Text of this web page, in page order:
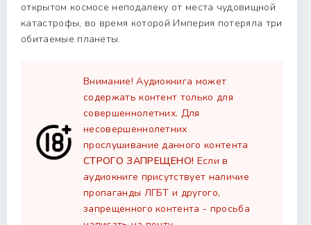
открытом космосе неподалеку от места чудовищной
катастрофы, во время которой Империя потеряла три
обитаемые планеты.
Внимание! Аудиокнига может
содержать контент только для
совершеннолетних. Для
несовершеннолетних
прослушивание данного контента
СТРОГО ЗАПРЕЩЕНО! Если в
аудиокниге присутствует наличие
пропаганды ЛГБТ и другого,
запрещенного контента - просьба